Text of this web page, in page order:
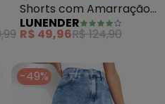
Shorts com Amarração
Frontal Malha Viscose
(Preto)
LUNENDER
R$ 49,96R$ 124,90
-49%